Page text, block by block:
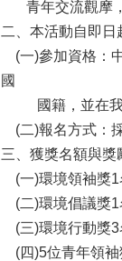
青年交流觀摩，
二、本活動自即日
(一)參加資格：
國
國籍，並在我
(二)報名方式：
三、獲獎名額與獎
(一)環境領袖獎1
(二)環境倡議獎1
(三)環境行動獎3
(四)5位青年領袖